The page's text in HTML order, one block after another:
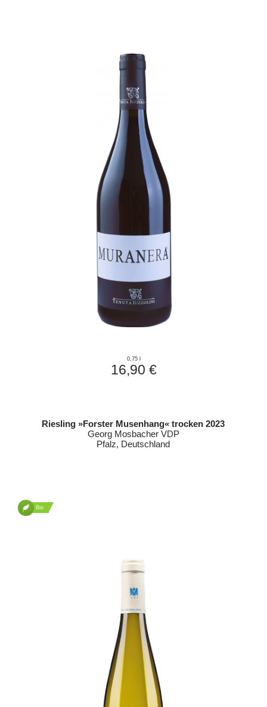
0,75 l
16,90 €
Riesling »Forster Musenhang« trocken 2023
Georg Mosbacher VDP
Pfalz, Deutschland
Bio